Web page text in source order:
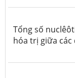
Tổng số
hóa trị giữa